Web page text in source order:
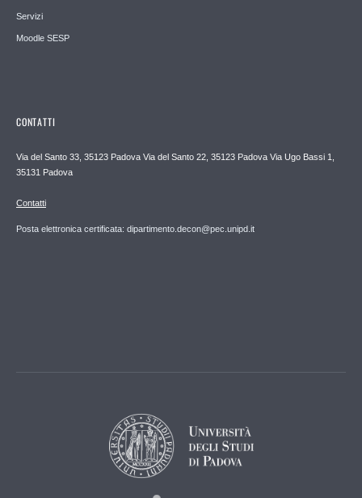
Servizi
Moodle SESP
CONTATTI
Via del Santo 33, 35123 Padova Via del Santo 22, 35123 Padova Via Ugo Bassi 1,
35131 Padova
Contatti
Posta elettronica certificata: dipartimento.decon@pec.unipd.it